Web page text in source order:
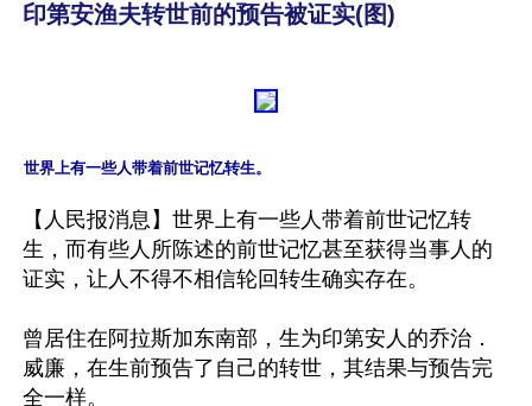
印第安渔夫转世前的预告被证实(图)
【人民报消息】世界上有一些人带着前世记忆转
生，而有些人所陈述的前世记忆甚至获得当事人的
证实，让人不得不相信轮回转生确实存在。
曾居住在阿拉斯加东南部，生为印第安人的乔治．
威廉，在生前预告了自己的转世，其结果与预告完
全一样。